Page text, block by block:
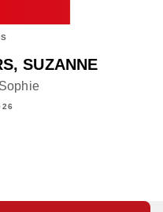
SUZANNE